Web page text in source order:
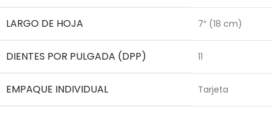
LARGO DE HOJA 7″ (18 cm)
DIENTES POR PULGADA (DPP) 11
EMPAQUE INDIVIDUAL Tarjeta